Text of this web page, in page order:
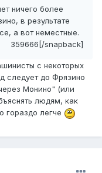
ничего более
в результате
а вот неместные.
359666[/snapback]
с некоторых
следует до Фрязино
Монино" (или
людям, как
гораздо легче